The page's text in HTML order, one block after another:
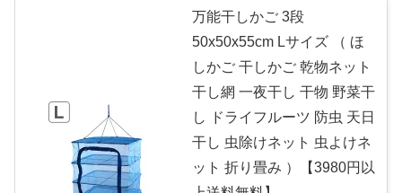
万能干しかご 3段
50x50x55cm Lサイズ （ ほ
しかご 干しかご 乾物ネット
干し網 一夜干し 干物 野菜干
し ドライフルーツ 防虫 天日
干し 虫除けネット 虫よけネ
ット 折り畳み ）【3980円以